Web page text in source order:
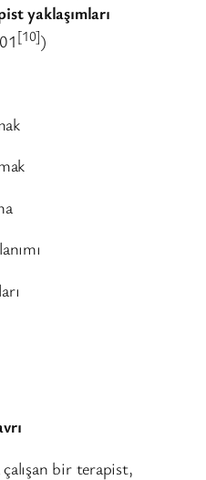
yaklaşımları
[10])
çalışan bir terapist,